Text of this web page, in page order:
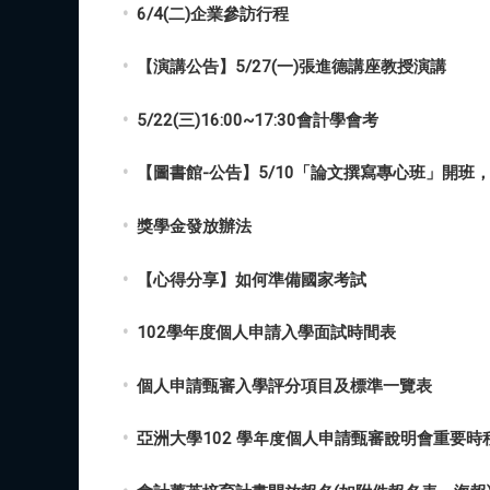
6/4(二)企業參訪行程
【演講公告】5/27(一)張進德講座教授演講
5/22(三)16:00~17:30會計學會考‏
獎學金發放辦法
【心得分享】如何準備國家考試
102學年度個人申請入學面試時間表
個人申請甄審入學評分項目及標準一覽表
亞洲大學102 學年度個人申請甄審說明會重要時